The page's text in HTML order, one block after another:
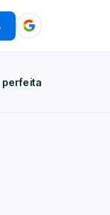
perfeita